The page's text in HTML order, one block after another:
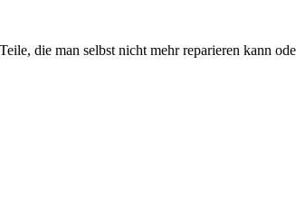
die man selbst nicht mehr reparieren kann